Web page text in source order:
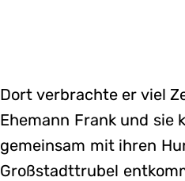
Dort verbrachte er viel
Ehemann Frank und sie
gemeinsam mit ihren
Großstadttrubel